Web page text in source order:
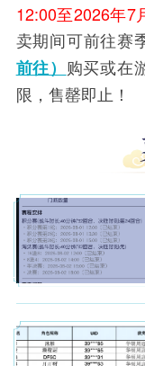
12:00至2026年7
卖期间可前往赛
前往） 购买或在
限，售罄即止！